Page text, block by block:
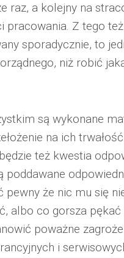
raz, a kolejny na
pracowania. Z tego
sporadycznie, to
niż robić
są wykonane
na ich
też kwestia
poddawane
że nic mu się
albo co gorsza
poważne
i